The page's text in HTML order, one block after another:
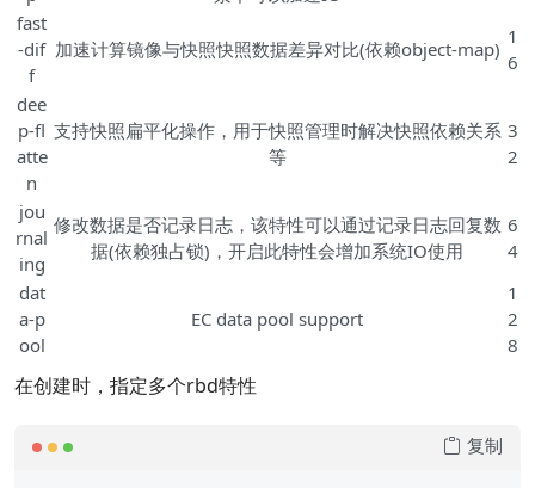
fast
-dif
f
加速计算镜像与快照快照数据差异对比(依赖object-map)
1
6
dee
p-fl
atte
n
支持快照扁平化操作，用于快照管理时解决快照依赖关系
等
3
2
jou
rnal
ing
修改数据是否记录日志，该特性可以通过记录日志回复数
据(依赖独占锁)，开启此特性会增加系统IO使用
6
4
dat
a-p
ool
EC data pool support
1
2
8
在创建时，指定多个rbd特性
复制